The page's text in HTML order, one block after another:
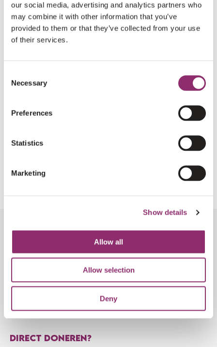
our social media, advertising and analytics partners who
may combine it with other information that you’ve
provided to them or that they’ve collected from your use
of their services.
Selection
Necessary
Preferences
Statistics
Marketing
Show details
Allow all
Allow selection
Deny
E-mailadres *Vereist
VOLG DE ONTWIKKELINGEN
AANMELDEN NIEUWSBRIEF
DIRECT DONEREN?